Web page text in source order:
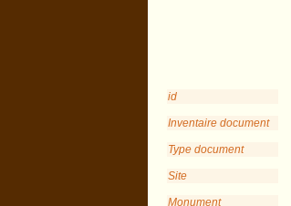
id
Inventaire document
Type document
Site
Monument